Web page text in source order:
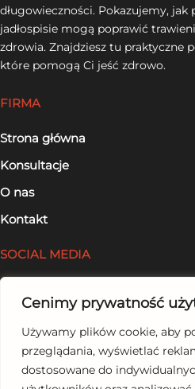
Cenimy prywatność
Używamy plików cookie, aby
przeglądania, wyświetlać
dostosowane do
długowieczności. Pokazujemy,
jadłospisie mogą poprawić
zdrowia. Znajdziesz tu praktyczne
które pomogą Ci jeść zdrowo.
FIRMA
Strona główna
Konsultacje
O nas
Kontakt
SOCIAL MEDIA
Szukaj